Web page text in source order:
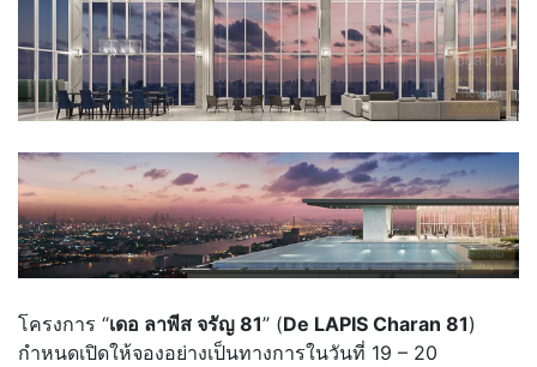
โครงการ “เดอ ลาพีส จรัญ 81” (De LAPIS Charan 81)
กำหนดเปิดให้จองอย่างเป็นทางการในวันที่ 19 – 20